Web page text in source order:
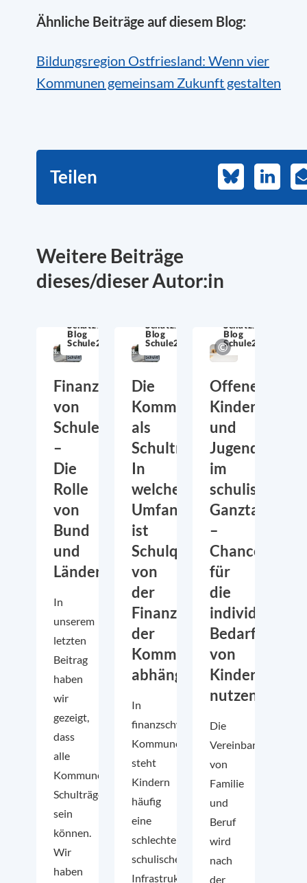
Ähnliche Beiträge auf diesem Blog:
Bildungsregion Ostfriesland: Wenn vier
Kommunen gemeinsam Zukunft gestalten
Teilen Bluesky
Weitere Beiträge
dieses/dieser Autor:in
Schatzkiste
Blog
Schule21
Finanzierung
von
Schulen
–
Die
Rolle
von
Bund
und
Ländern
In
unserem
letzten
Beitrag
haben
wir
gezeigt,
dass
alle
Kommunen
Schulträger
sein
können.
Wir
haben
Schatzkiste
Blog
Schule21
Die
Kommune
als
Schulträger:
In
welchem
Umfang
ist
Schulqualität
von
der
Finanzkraft
der
Kommunen
abhängig?
In
finanzschwachen
Kommunen
steht
Kindern
häufig
eine
schlechtere
schulische
Infrastruktur
Schatzkiste
Blog
Schule21
Offene
Kinder-
und
Jugendarbeit
im
schulischen
Ganztag
–
Chancen
für
die
individuellen
Bedarfe
von
Kindern
nutzen
Die
Vereinbarkeit
von
Familie
und
Beruf
wird
nach
der